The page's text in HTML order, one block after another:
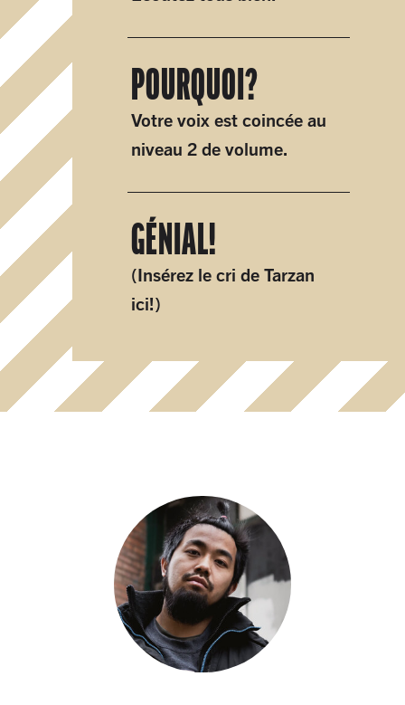
POUR​QUOI?
Votre voix est coincée au
niveau 2 de volume.
GÉNIAL!
(Insérez le cri de Tarzan
ici!)